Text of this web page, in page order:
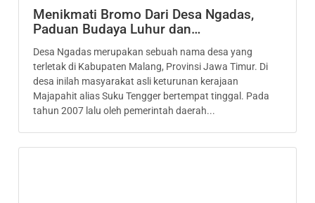
Menikmati Bromo Dari Desa Ngadas,
Paduan Budaya Luhur dan…
Desa Ngadas merupakan sebuah nama desa yang
terletak di Kabupaten Malang, Provinsi Jawa Timur. Di
desa inilah masyarakat asli keturunan kerajaan
Majapahit alias Suku Tengger bertempat tinggal. Pada
tahun 2007 lalu oleh pemerintah daerah...